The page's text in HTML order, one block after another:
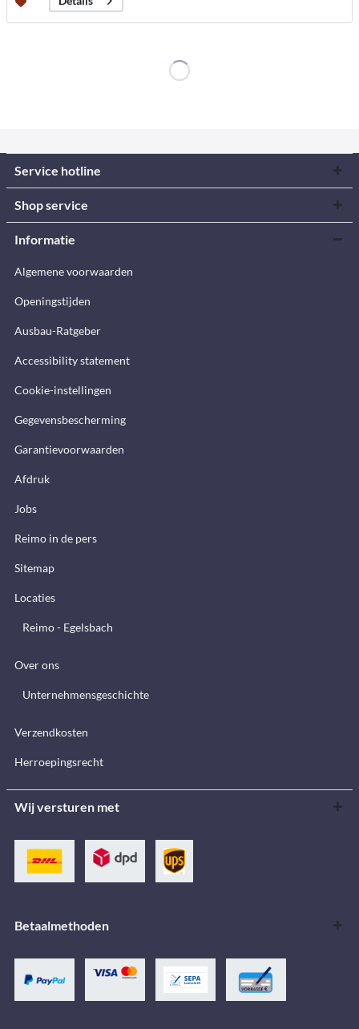
Service hotline
Shop service
Informatie
Algemene voorwaarden
Openingstijden
Ausbau-Ratgeber
Accessibility statement
Cookie-instellingen
Gegevensbescherming
Garantievoorwaarden
Afdruk
Jobs
Reimo in de pers
Sitemap
Locaties
Reimo - Egelsbach
Over ons
Unternehmensgeschichte
Verzendkosten
Herroepingsrecht
Wij versturen met
Betaalmethoden